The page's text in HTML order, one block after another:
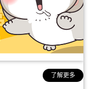
了解更多